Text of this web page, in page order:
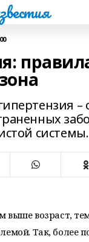
–
системы.
выше возраст,
Так, более